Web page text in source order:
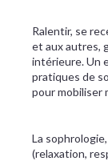
Ralentir, se
et aux autres,
intérieure. Un
pratiques de
pour mobiliser
La
(relaxation,